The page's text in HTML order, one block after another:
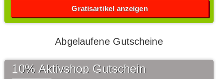
Gratisartikel anzeigen
Abgelaufene Gutscheine
10% Aktivshop Gutschein